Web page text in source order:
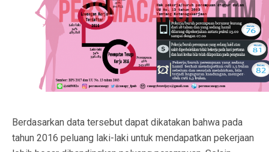
Berdasarkan data tersebut dapat dikatakan bahwa pada
tahun 2016 peluang laki-laki untuk mendapatkan pekerjaan